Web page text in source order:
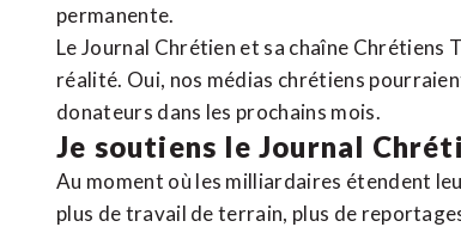
permanente.
Le Journal Chrétien et sa chaîne Chrétiens
réalité. Oui, nos médias chrétiens
donateurs dans les prochains mois.
Je soutiens le Journal
Au moment où les milliardaires étendent
plus de travail de terrain, plus de